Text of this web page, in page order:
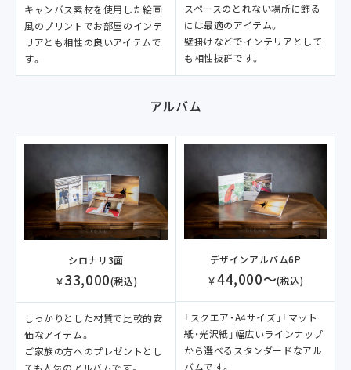
キャンバス素材を使用した絵画
風のプリントでお部屋のインテ
リアとも相性の良いアイテムで
す。
スペースのとれない場所に飾る
には最適のアイテム。
壁掛けなどでインテリアとして
も相性抜群です。
アルバム
シロナリ3面
￥33,000(税込)
しっかりとした材質で比較的安
価なアイテム。
ご家族の方へのプレゼントとし
デザインアルバム6P
￥44,000～(税込)
「スクエア・A4サイズ」「マット
紙・光沢紙」幅広いラインナップ
から選べるスタンダードなアル
バムです。